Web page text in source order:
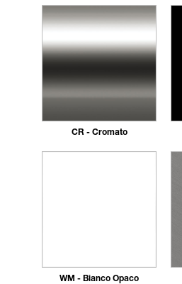
CR - Cromato
WM - Bianco Opaco